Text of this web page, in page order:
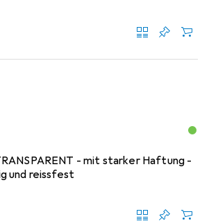
- mit starker Haftung -
und reissfest